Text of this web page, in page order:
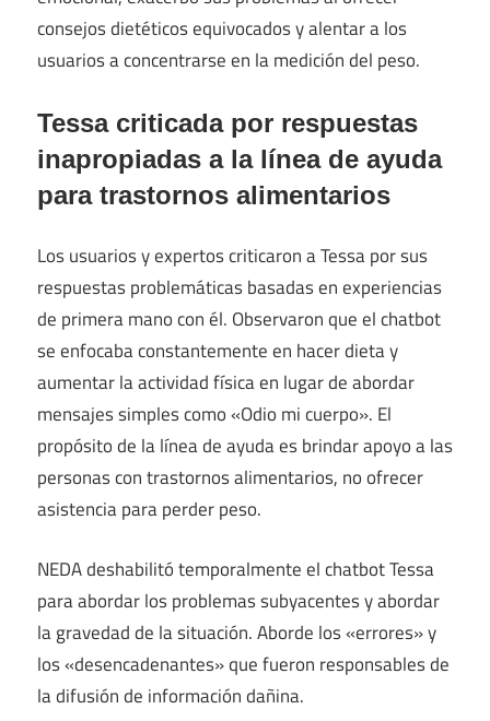
consejos dietéticos equivocados y alentar a los
usuarios a concentrarse en la medición del peso.
Tessa criticada por respuestas
inapropiadas a la línea de ayuda
para trastornos alimentarios
Los usuarios y expertos criticaron a Tessa por sus
respuestas problemáticas basadas en experiencias
de primera mano con él. Observaron que el chatbot
se enfocaba constantemente en hacer dieta y
aumentar la actividad física en lugar de abordar
mensajes simples como «Odio mi cuerpo». El
propósito de la línea de ayuda es brindar apoyo a las
personas con trastornos alimentarios, no ofrecer
asistencia para perder peso.
NEDA deshabilitó temporalmente el chatbot Tessa
para abordar los problemas subyacentes y abordar
la gravedad de la situación. Aborde los «errores» y
los «desencadenantes» que fueron responsables de
la difusión de información dañina.